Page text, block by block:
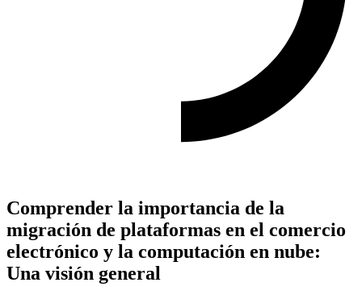
Comprender la importancia de la
migración de plataformas en el comercio
electrónico y la computación en nube:
Una visión general